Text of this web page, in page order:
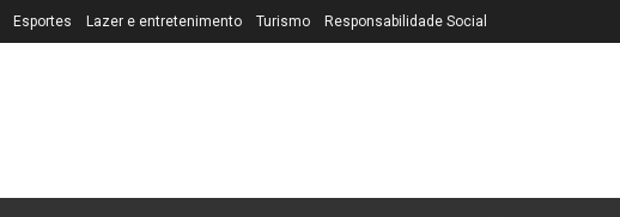
Esportes Lazer e entretenimento Turismo Responsabilidade Social